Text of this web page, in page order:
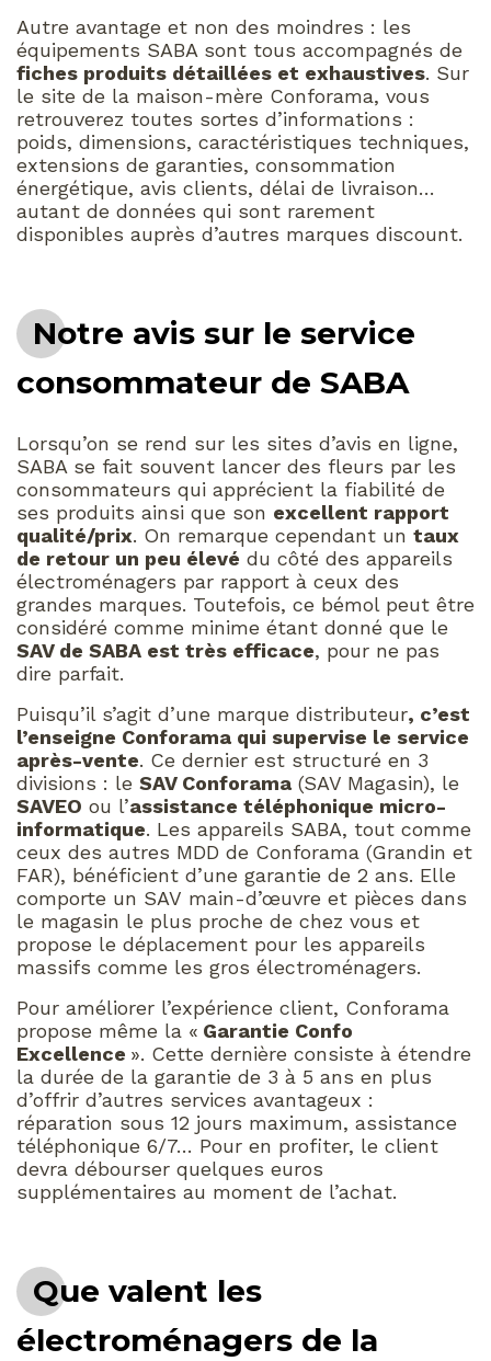
Autre avantage et non des moindres : les
équipements SABA sont tous accompagnés de
fiches produits détaillées et exhaustives. Sur
le site de la maison-mère Conforama, vous
retrouverez toutes sortes d’informations :
poids, dimensions, caractéristiques techniques,
extensions de garanties, consommation
énergétique, avis clients, délai de livraison…
autant de données qui sont rarement
disponibles auprès d’autres marques discount.
Notre avis sur le service
consommateur de SABA
Lorsqu’on se rend sur les sites d’avis en ligne,
SABA se fait souvent lancer des fleurs par les
consommateurs qui apprécient la fiabilité de
ses produits ainsi que son excellent rapport
qualité/prix. On remarque cependant un taux
de retour un peu élevé du côté des appareils
électroménagers par rapport à ceux des
grandes marques. Toutefois, ce bémol peut être
considéré comme minime étant donné que le
SAV de SABA est très efficace, pour ne pas
dire parfait.
Puisqu’il s’agit d’une marque distributeur, c’est
l’enseigne Conforama qui supervise le service
après-vente. Ce dernier est structuré en 3
divisions : le SAV Conforama (SAV Magasin), le
SAVEO ou l’assistance téléphonique micro-
informatique. Les appareils SABA, tout comme
ceux des autres MDD de Conforama (Grandin et
FAR), bénéficient d’une garantie de 2 ans. Elle
comporte un SAV main-d’œuvre et pièces dans
le magasin le plus proche de chez vous et
propose le déplacement pour les appareils
massifs comme les gros électroménagers.
Pour améliorer l’expérience client, Conforama
propose même la « Garantie Confo
Excellence ». Cette dernière consiste à étendre
la durée de la garantie de 3 à 5 ans en plus
d’offrir d’autres services avantageux :
réparation sous 12 jours maximum, assistance
téléphonique 6/7… Pour en profiter, le client
devra débourser quelques euros
supplémentaires au moment de l’achat.
Que valent les
électroménagers de la